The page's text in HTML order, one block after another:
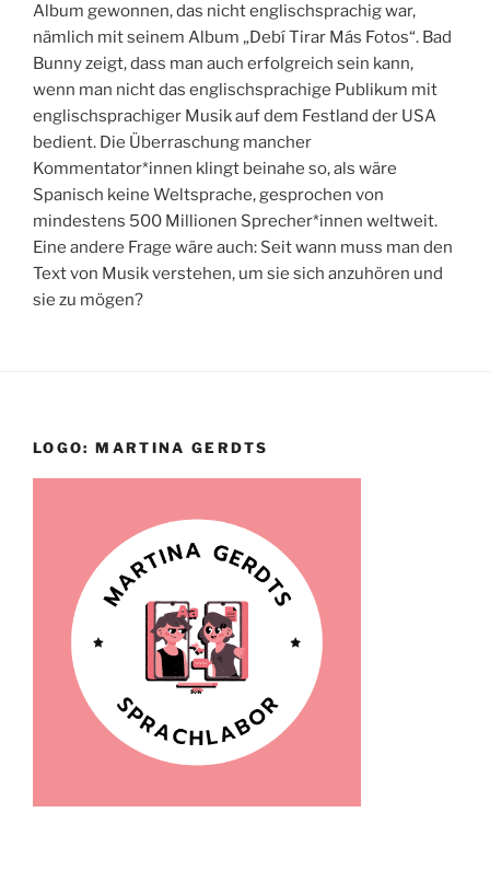
Album gewonnen, das nicht englischsprachig war,
nämlich mit seinem Album „Debí Tirar Más Fotos“. Bad
Bunny zeigt, dass man auch erfolgreich sein kann,
wenn man nicht das englischsprachige Publikum mit
englischsprachiger Musik auf dem Festland der USA
bedient. Die Überraschung mancher
Kommentator*innen klingt beinahe so, als wäre
Spanisch keine Weltsprache, gesprochen von
mindestens 500 Millionen Sprecher*innen weltweit.
Eine andere Frage wäre auch: Seit wann muss man den
Text von Musik verstehen, um sie sich anzuhören und
sie zu mögen?
LOGO: MARTINA GERDTS